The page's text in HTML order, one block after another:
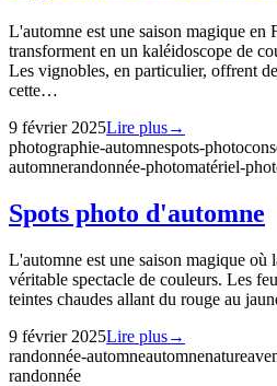
L'automne est une saison magique en
transforment en un kaléidoscope de
Les vignobles, en particulier, offrent
cette…
9 février 2025Lire plus→
photographie-automnespots-photo
automnerandonnée-photomatériel-
Spots photo d'automne
L'automne est une saison magique où
véritable spectacle de couleurs. Les
teintes chaudes allant du rouge au
9 février 2025Lire plus→
randonnée-automneautomnenature
randonnée